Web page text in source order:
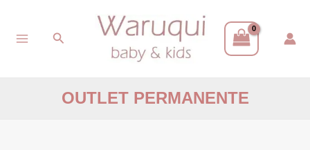
Buscar
OUTLET PERMANENTE